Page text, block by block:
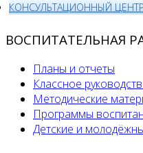
КОНСУЛЬТАЦИОННЫЙ
ВОСПИТАТЕЛЬНАЯ
Планы и отчеты
Классное
Методические
Программы
Детские и